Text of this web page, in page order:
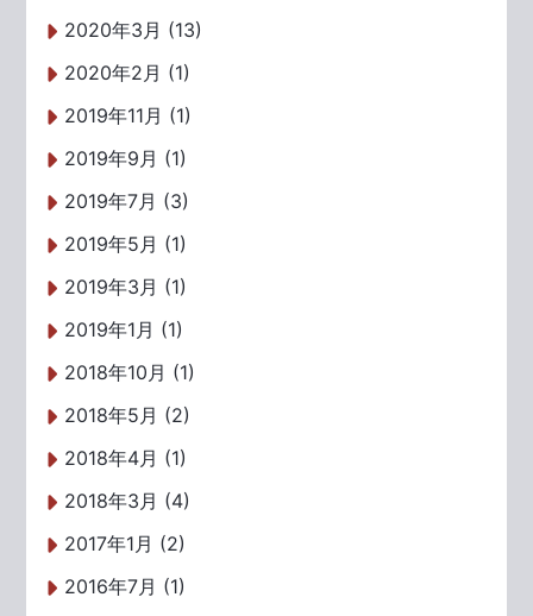
2020年3月 (13)
2020年2月 (1)
2019年11月 (1)
2019年9月 (1)
2019年7月 (3)
2019年5月 (1)
2019年3月 (1)
2019年1月 (1)
2018年10月 (1)
2018年5月 (2)
2018年4月 (1)
2018年3月 (4)
2017年1月 (2)
2016年7月 (1)